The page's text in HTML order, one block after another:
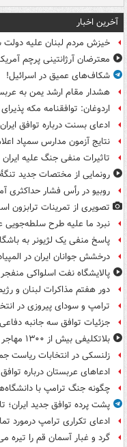
آخرین اخبار
خیزش مردم لبنان علیه دولت
معترضان آرژانتینی پرچم
شکاف‌های عمیق در اسرائیل!
هشدار مقام ارشد یمن به
اردوغان: توافقنامه مکه
ادعای بسنت درباره توافق
نتایج آزمون مدارس سمپاد
تاثیرات منفی جنگ علیه ایران
رونمایی از مختصات جدید
روبیو در رأس فشار حداکثری
تصویری از تمرینات ترابزون
نبرد ما علیه طرح
پاسخ منفی یک لژیونر به
درخشش جوانان ایران در
پالایشگاه نفت اسلواکی
دور هفتم مذاکرات لبنان و
ترامپ و سودای پیروزی در
جزئیات توافق سه جانبه
بلاتکلیفی بیش از ۱۳۰۰ مهاجر خردسال در سئوتای اسپانیا
زلنسکی در انتخابات ریاست
ادعاهای عربستان درباره
چگونه جنگ ترامپ با
پشت پرده توافق جدید ایران؛
ادعای تکراری ترامپ درمورد
گرد و غبار آسمان قم را تیره